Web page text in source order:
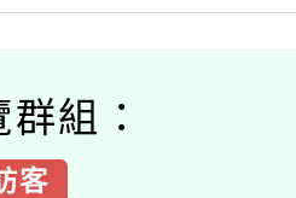
組：
客